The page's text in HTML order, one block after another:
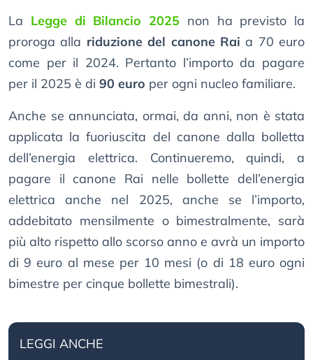
La Legge di Bilancio 2025 non ha previsto la
proroga alla riduzione del canone Rai a 70 euro
come per il 2024. Pertanto l’importo da pagare
per il 2025 è di 90 euro per ogni nucleo familiare.
Anche se annunciata, ormai, da anni, non è stata
applicata la fuoriuscita del canone dalla bolletta
dell’energia elettrica. Continueremo, quindi, a
pagare il canone Rai nelle bollette dell’energia
elettrica anche nel 2025, anche se l’importo,
addebitato mensilmente o bimestralmente, sarà
più alto rispetto allo scorso anno e avrà un importo
di 9 euro al mese per 10 mesi (o di 18 euro ogni
bimestre per cinque bollette bimestrali).
LEGGI ANCHE